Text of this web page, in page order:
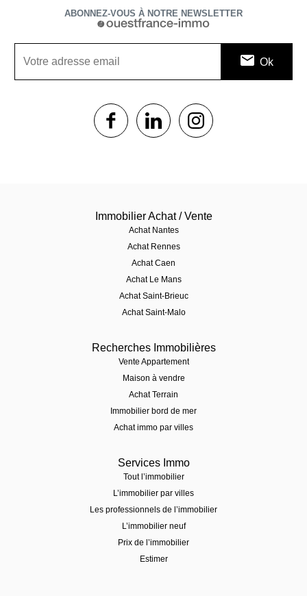
ABONNEZ-VOUS À NOTRE NEWSLETTER
1$s 1$s
Immobilier Achat / Vente
Achat Nantes
Achat Rennes
Achat Caen
Achat Le Mans
Achat Saint-Brieuc
Achat Saint-Malo
Recherches Immobilières
Vente Appartement
Maison à vendre
Achat Terrain
Immobilier bord de mer
Achat immo par villes
Services Immo
Tout l’immobilier
L’immobilier par villes
Les professionnels de l’immobilier
L’immobilier neuf
Prix de l’immobilier
Estimer